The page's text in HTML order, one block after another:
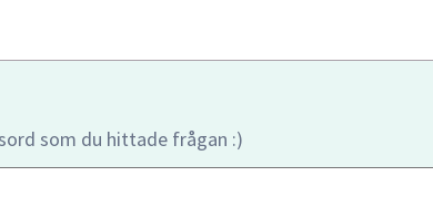
som du hittade frågan :)